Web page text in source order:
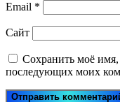
Email *
Сайт
Сохранить моё имя,
последующих моих